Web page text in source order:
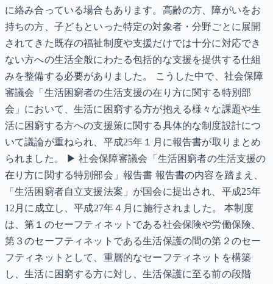
に絡み合っている場合もあります。高齢の方、障がいをお
持ちの方、子どもといった特定の対象者・分野ごとに展開
されてきた既存の福祉制度や支援だけでは十分に対応でき
ない方への生活全般にわたる包括的な支援を提供する仕組
みを整備する必要がありました。 こうした中で、社会保障
審議会「生活困窮者の生活支援の在り方に関する特別部
会」において、生活に困窮する方が抱える様々な課題や生
活に困窮する方への支援策に関する具体的な制度設計につ
いて議論が重ねられ、平成25年１月に報告書が取りまとめ
られました。 ▶ 社会保障審議会「生活困窮者の生活支援の
在り方に関する特別部会」報告書 報告書の内容を踏まえ、
「生活困窮者自立支援法案」が国会に提出され、平成25年
12月に成立し、平成27年４月に施行されました。 本制度
は、第１のセーフティネットである社会保険や労働保険、
第３のセーフティネットである生活保護の間の第２のセー
フティネットとして、重層的なセーフティネットを構築
し、生活に困窮する方に対し、生活保護に至る前の段階